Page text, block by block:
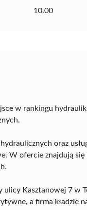
10.00
w rankingu
oraz
W ofercie znajdują
ulicy Kasztanowej 7 w
a firma kładzie